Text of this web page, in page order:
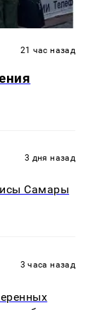
21 час назад
3 дня назад
Самары
3 часа назад